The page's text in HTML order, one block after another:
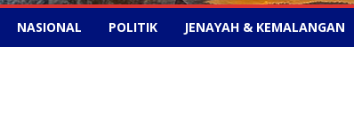
NASIONAL POLITIK JENAYAH & KEMALANGAN